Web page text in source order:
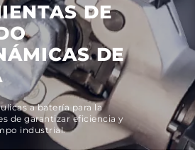
DE
DE
a batería para la
de garantizar eficiencia y
industrial.